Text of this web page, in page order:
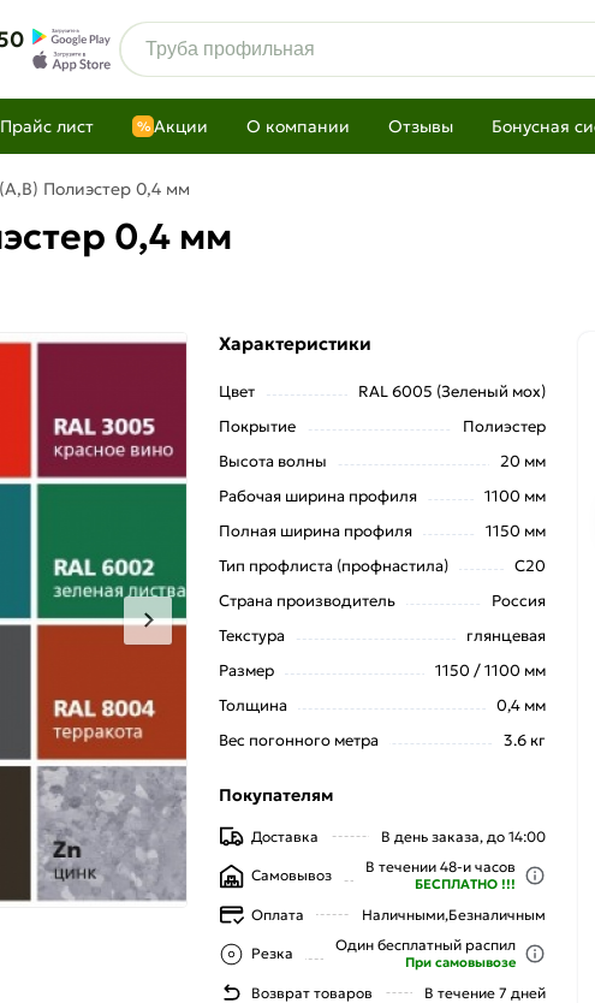
Прайс лист % Акции О компании Отзывы Бонусная
Полиэстер 0,4 мм
0,4 мм
Характеристики
Цвет
RAL 6005 (Зеленый мох)
Покрытие
Полиэстер
Высота волны
20 мм
Рабочая ширина профиля
1100 мм
Полная ширина профиля
1150 мм
Тип профлиста (профнастила)
С20
Страна производитель
Россия
Текстура
глянцевая
Размер
1150 / 1100 мм
Толщина
0,4 мм
Вес погонного метра
3.6 кг
Покупателям
Доставка В день заказа, до 14:00
Самовывоз В течении 48-и часов
БЕСПЛАТНО !!!
Оплата Наличными,Безналичным
Резка Один бесплатный распил
При самовывозе
Возврат товаров В течение 7 дней